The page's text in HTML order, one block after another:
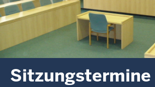
Sitzungstermine